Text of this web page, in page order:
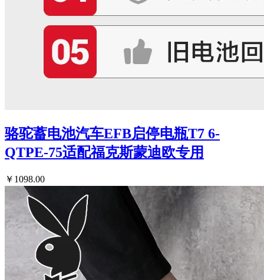
骆驼蓄电池汽车EFB启停电瓶T7 6-
QTPE-75适配福克斯蒙迪欧专用
￥1098.00